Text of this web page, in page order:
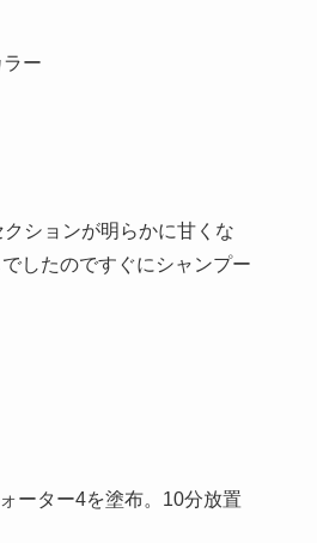
ー
ションが明らかに甘くな
したのですぐにシャンプー
ーター4を塗布。10分放置